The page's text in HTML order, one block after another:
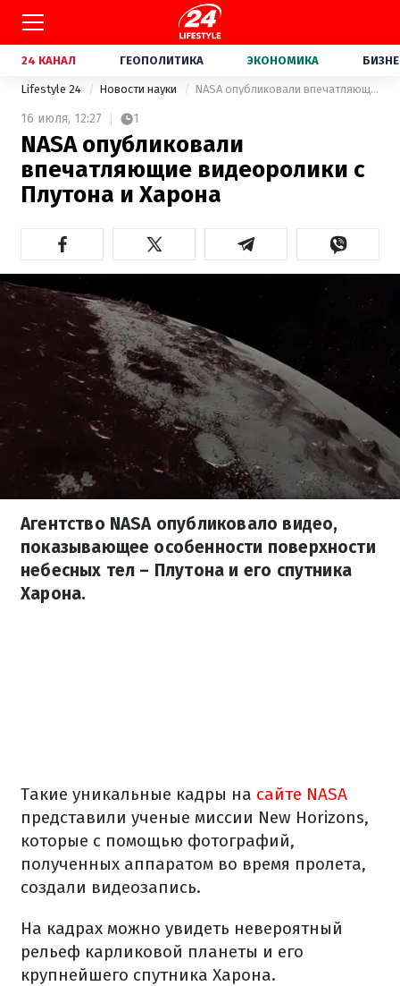
24 КАНАЛ ГЕОПОЛИТИКА ЭКОНОМИКА
Lifestyle 24 Новости науки NASA опубликовали впечатляющие видеоролики с Плутона и Харона
16 июля, 12:27 1
NASA опубликовали
впечатляющие видеоролики с
Плутона и Харона
Агентство NASA опубликовало видео,
показывающее особенности поверхности
небесных тел – Плутона и его спутника
Харона.
Такие уникальные кадры на сайте NASA
представили ученые миссии New Horizons,
которые с помощью фотографий,
полученных аппаратом во время пролета,
создали видеозапись.
На кадрах можно увидеть невероятный
рельеф карликовой планеты и его
крупнейшего спутника Харона.